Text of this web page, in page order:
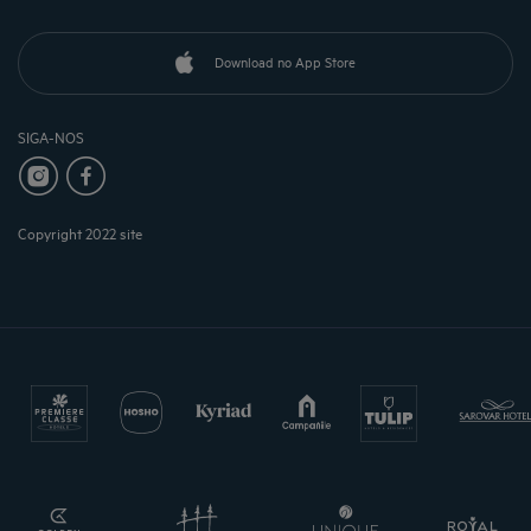
Download no App Store
SIGA-NOS
Copyright 2022 site